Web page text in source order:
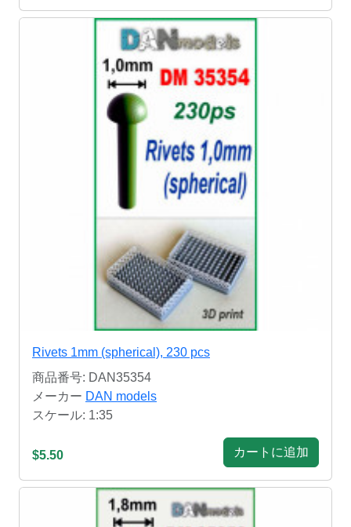
Rivets 1mm (spherical), 230 pcs
商品番号: DAN35354
メーカー DAN models
スケール: 1:35
$5.50 カートに追加